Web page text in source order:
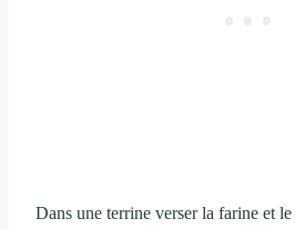
Dans une terrine verser la farine et le